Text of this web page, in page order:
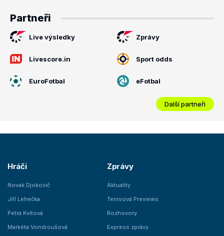
Partneři
Live výsledky Zprávy
Livescore.in Sport odds
EuroFotbal eFotbal
Další partneři
Hráči
Novak Djokovič
Jiří Lehečka
Petra Kvitová
Markéta Vondroušová
Zprávy
Aktuality
Tenisová Previews
Rozhovory
Express zprávy